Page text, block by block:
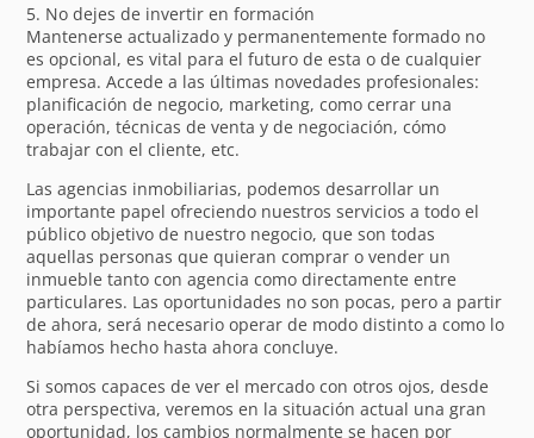
5. No dejes de invertir en formación
Mantenerse actualizado y permanentemente formado no
es opcional, es vital para el futuro de esta o de cualquier
empresa. Accede a las últimas novedades profesionales:
planificación de negocio, marketing, como cerrar una
operación, técnicas de venta y de negociación, cómo
trabajar con el cliente, etc.
Las agencias inmobiliarias, podemos desarrollar un
importante papel ofreciendo nuestros servicios a todo el
público objetivo de nuestro negocio, que son todas
aquellas personas que quieran comprar o vender un
inmueble tanto con agencia como directamente entre
particulares. Las oportunidades no son pocas, pero a partir
de ahora, será necesario operar de modo distinto a como lo
habíamos hecho hasta ahora concluye.
Si somos capaces de ver el mercado con otros ojos, desde
otra perspectiva, veremos en la situación actual una gran
oportunidad, los cambios normalmente se hacen por